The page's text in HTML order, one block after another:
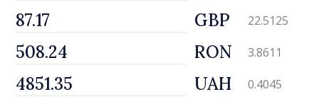
GBP 22.5125
RON 3.8611
UAH 0.4045